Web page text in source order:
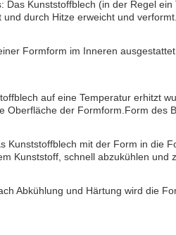
Das Kunststoffblech (in der Regel
durch Hitze erweicht und verformt.
Formform im Inneren
auf eine Temperatur erhitzt
Oberfläche der Formform.Form des
Kunststoffblech mit der Form in die
Kunststoff, schnell abzukühlen und
Abkühlung und Härtung wird die